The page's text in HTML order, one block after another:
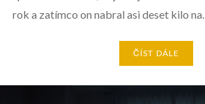
rok a zatímco on nabral asi deset kilo
ČÍST DÁLE